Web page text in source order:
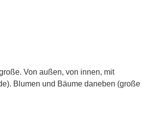
Von außen, von innen, mit
Blumen und Bäume daneben (große